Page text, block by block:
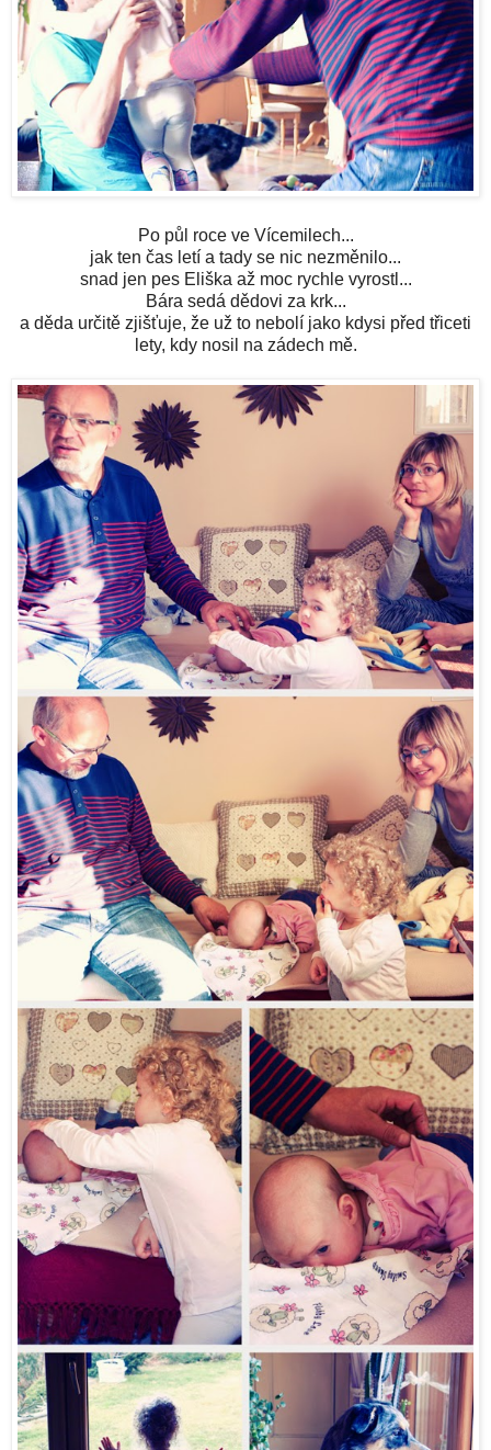
Po půl roce ve Vícemilech...
jak ten čas letí a tady se nic nezměnilo...
snad jen pes Eliška až moc rychle vyrostl...
Bára sedá dědovi za krk...
a děda určitě zjišťuje, že už to nebolí jako kdysi před třiceti
lety, kdy nosil na zádech mě.